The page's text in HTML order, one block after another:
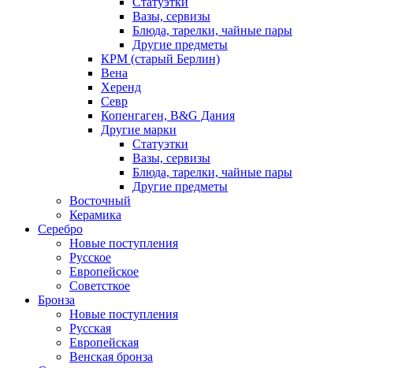
Вазы, сервизы
Блюда, тарелки, чайные пары
Другие предметы
КРМ (старый Берлин)
Вена
Херенд
Севр
Копенгаген, B&G Дания
Другие марки
Статуэтки
Вазы, сервизы
Блюда, тарелки, чайные пары
Другие предметы
Восточный
Керамика
Серебро
Новые поступления
Русское
Европейское
Советсткое
Бронза
Новые поступления
Русская
Европейская
Венская бронза